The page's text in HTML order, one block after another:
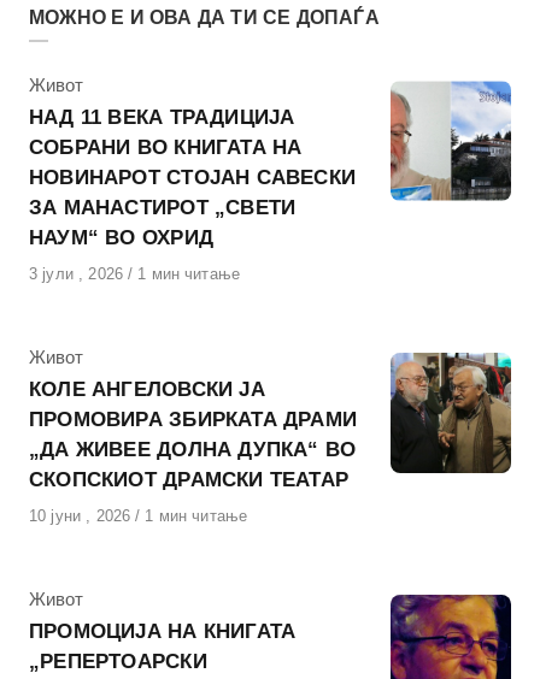
МОЖНО Е И ОВА ДА ТИ СЕ ДОПАЃА
КАтегорија
Живот
НАД 11 ВЕКА ТРАДИЦИЈА
СОБРАНИ ВО КНИГАТА НА
НОВИНАРОТ СТОЈАН САВЕСКИ
ЗА МАНАСТИРОТ „СВЕТИ
НАУМ“ ВО ОХРИД
Објавено
3 јули , 2026 1 мин читање
КАтегорија
Живот
КОЛЕ АНГЕЛОВСКИ ЈА
ПРОМОВИРА ЗБИРКАТА ДРАМИ
„ДА ЖИВЕЕ ДОЛНА ДУПКА“ ВО
СКОПСКИОТ ДРАМСКИ ТЕАТАР
Објавено
10 јуни , 2026 1 мин читање
КАтегорија
Живот
ПРОМОЦИЈА НА КНИГАТА
„РЕПЕРТОАРСКИ